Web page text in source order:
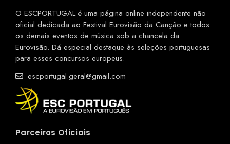
O ESCPORTUGAL é uma página online independente não
oficial dedicada ao Festival Eurovisão da Canção e todos
os demais eventos de música sob a chancela da
Eurovisão. Dá especial destaque às seleções portuguesas
para esses concursos europeus.
escportugal.geral@gmail.com
Parceiros Oficiais